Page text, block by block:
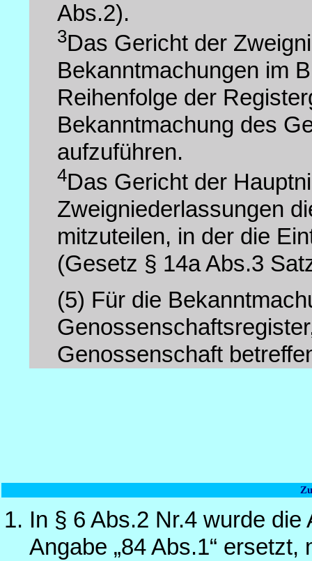
Abs.2).
3Das Gericht der
Bekanntmachungen im
Reihenfolge der
Bekanntmachung des
aufzuführen.
4Das Gericht der
Zweigniederlassungen
mitzuteilen, in der die
(Gesetz § 14a Abs.3
(5) Für die
Genossenschaft
In § 6 Abs.2 Nr.4 wurde die
Angabe „84 Abs.1“